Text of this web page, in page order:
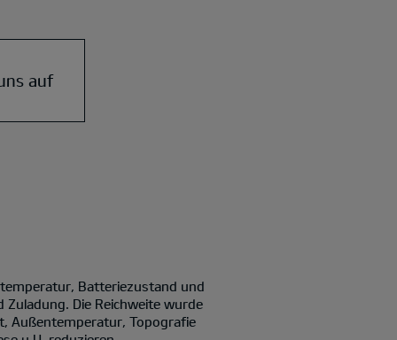
auf
Batteriezustand und
Die Reichweite wurde
Außentemperatur, Topografie